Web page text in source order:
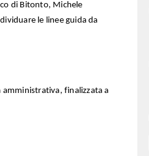
di Bitonto, Michele
le linee guida da
amministrativa, finalizzata a